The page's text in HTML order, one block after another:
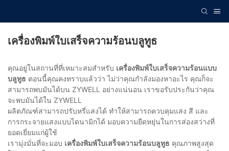
เครื่องพิมพ์ใบเสร็จความร้อนบลูทูธ
คุณอยู่ในสถานที่ที่เหมาะสมสำหรับ เครื่องพิมพ์ใบเสร็จความร้อนแบบ
บลูทูธ ตอนนี้คุณคงทราบแล้วว่า ไม่ว่าคุณกำลังมองหาอะไร คุณก็จะ
สามารถพบมันได้บน ZYWELL อย่างแน่นอน เราขอรับประกันว่าคุณ
จะพบมันได้ใน ZYWELL
ผลิตภัณฑ์สามารถปรับหรี่แสงได้ ทำให้สามารถควบคุมแสง สี และ
การกระจายแสงแบบไดนามิกได้ มอบความยืดหยุ่นในการส่องสว่างที่
ยอดเยี่ยมแก่ผู้ใช้
เรามุ่งมั่นที่จะมอบ เครื่องพิมพ์ใบเสร็จความร้อนบลูทูธ คุณภาพสูงสุด